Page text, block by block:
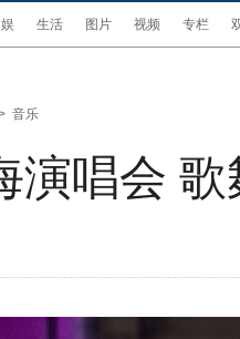
生活 图片 视频 专栏
音乐
演唱会